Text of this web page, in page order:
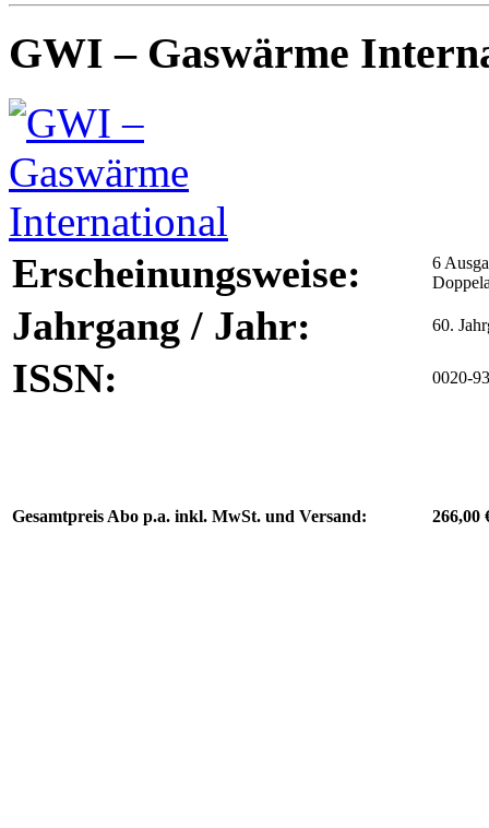
GWI – Gaswärme
Erscheinungsweise:
6
Jahrgang / Jahr: 60.
ISSN: 0020-
Gesamtpreis Abo p.a. inkl. MwSt. und Versand: 266,00